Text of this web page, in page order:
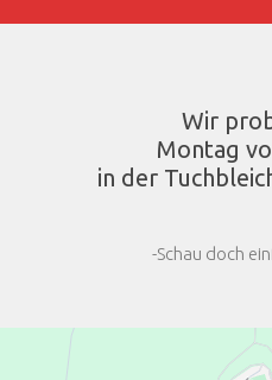
Wir
Montag
in der
-Schau doch